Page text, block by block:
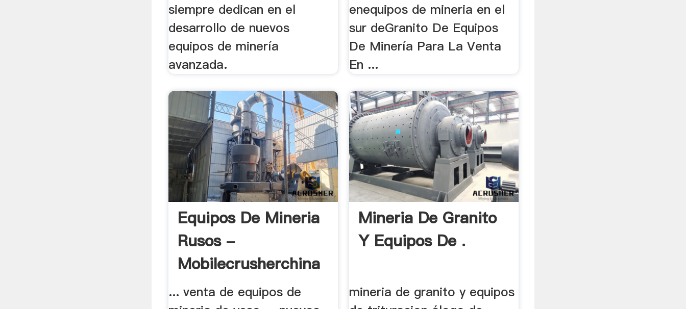
siempre dedican en el
desarrollo de nuevos
equipos de minería
avanzada.
enequipos de mineria en el
sur deGranito De Equipos
De Minería Para La Venta
En ...
Equipos De Mineria
Rusos -
Mobilecrusherchina
... venta de equipos de
Mineria De Granito
Y Equipos De .
mineria de granito y equipos